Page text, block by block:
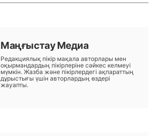
Маңғыстау Медиа
Редакциялық пікір мақала авторлары мен
оқырмандардың пікірлеріне сәйкес келмеуі
мүмкін. Жазба және пікірлердегі ақпараттың
дұрыстығы үшін авторлардың өздері
жауапты.